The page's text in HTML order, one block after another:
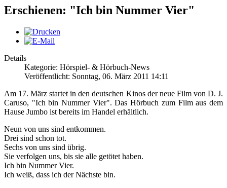
Erschienen: "Ich bin Nummer Vier"
Details
Kategorie: Hörspiel- & Hörbuch-News
Veröffentlicht: Sonntag, 06. März 2011 14:11
Am 17. März startet in den deutschen Kinos der neue Film von D. J.
Caruso, "Ich bin Nummer Vier". Das Hörbuch zum Film aus dem
Hause Jumbo ist bereits im Handel erhältlich.
Neun von uns sind entkommen.
Drei sind schon tot.
Sechs von uns sind übrig.
Sie verfolgen uns, bis sie alle getötet haben.
Ich bin Nummer Vier.
Ich weiß, dass ich der Nächste bin.